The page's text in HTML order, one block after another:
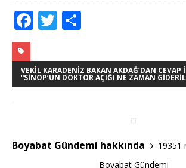
F
c
e
o
k
T
it
te
ar
e
VEKIL KARADENIZ BAKAN AKDAĞ’DAN CEVAP
“SINOP’UN DOKTOR AÇIĞI NE ZAMAN
Boyabat Gündemi hakkında
19351
Boyabat Gündemi